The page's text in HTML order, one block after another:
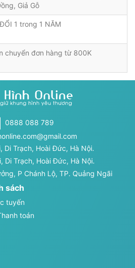
Giả Gỗ
1 trong 1 NĂM
chuyển đơn hàng từ 800K
0888 088 789
Di Trạch, Hoài Đức, Hà Nội.
Di Trạch, Hoài Đức, Hà Nội.
P Chánh Lộ, TP. Quảng Ngãi
sách
tuyến
toán